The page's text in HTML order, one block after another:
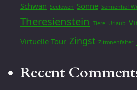
Schwan Seelöwen Sonne Sonnenhof
Theresienstein Tiere Urlaub
Virtuelle Tour Zingst Zitronenfalter
Recent